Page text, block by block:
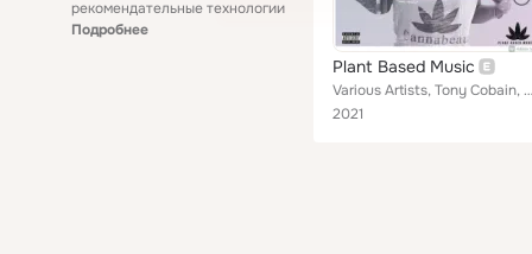
рекомендательные технологии
Подробнее
Plant Based Music
Various Artists, Tony Cobain, Khellsi, Kryssi Free, ADD-2, Blxck Rejects, Diva god, Koku Gonza, The Twilite Tone, The Primeridia...
2021